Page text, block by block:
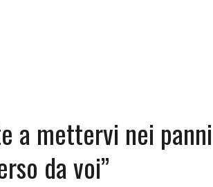
a mettervi nei
da voi”